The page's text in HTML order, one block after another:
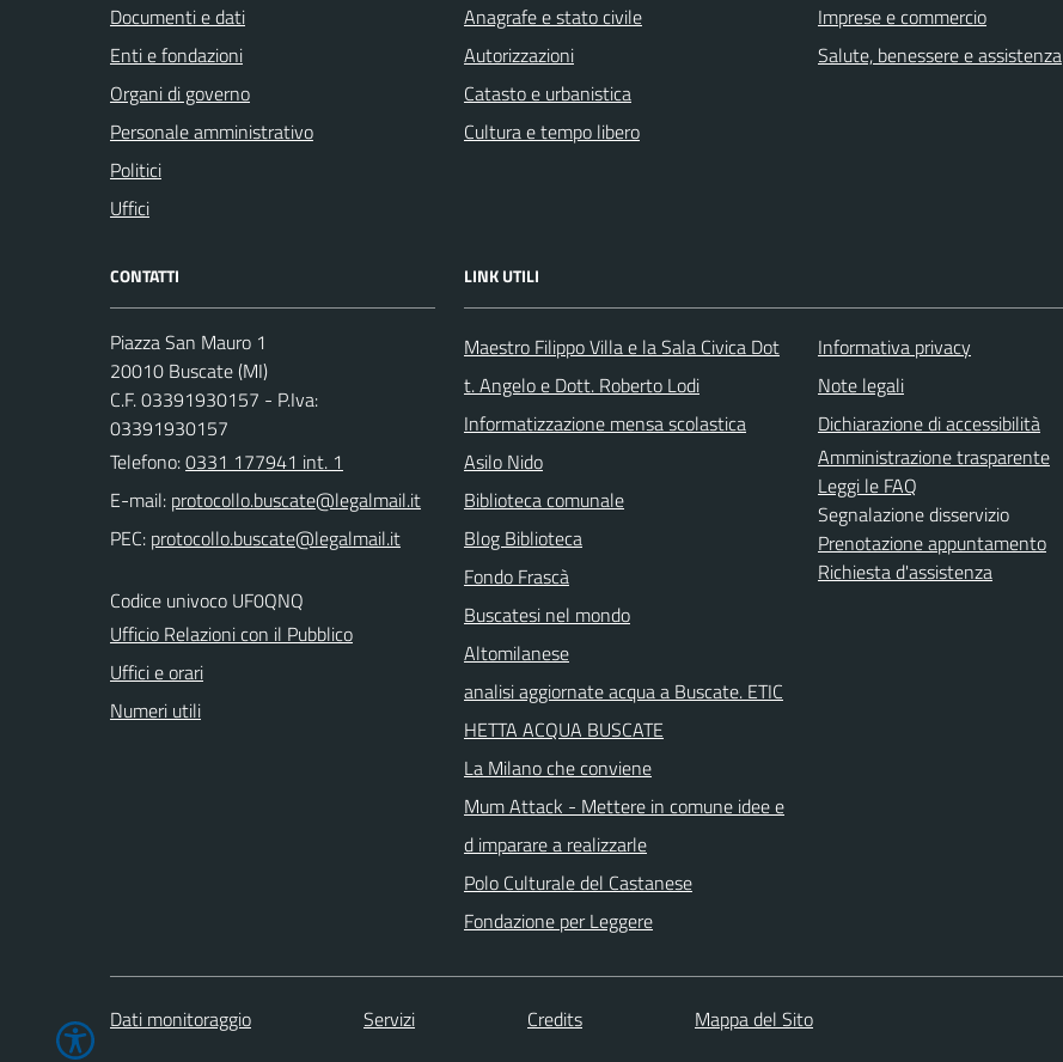
Documenti e dati
Enti e fondazioni
Organi di governo
Personale amministrativo
Politici
Uffici
Anagrafe e stato civile
Autorizzazioni
Catasto e urbanistica
Cultura e tempo libero
Imprese e commercio
Salute, benessere e assistenza
CONTATTI
Piazza San Mauro 1
20010 Buscate (MI)
C.F. 03391930157 - P.Iva:
03391930157
Telefono:0331 177941 int. 1
E-mail:
PEC:
Codice univoco UF0QNQ
Ufficio Relazioni con il Pubblico
Uffici e orari
Numeri utili
LINK UTILI
Maestro Filippo Villa e la Sala Civica Dot
t. Angelo e Dott. Roberto Lodi
Informatizzazione mensa scolastica
Asilo Nido
Biblioteca comunale
Blog Biblioteca
Fondo Frascà
Buscatesi nel mondo
Altomilanese
analisi aggiornate acqua a Buscate. ETIC
HETTA ACQUA BUSCATE
La Milano che conviene
Mum Attack - Mettere in comune idee e
d imparare a realizzarle
Polo Culturale del Castanese
Fondazione per Leggere
Informativa privacy
Note legali
Dichiarazione di accessibilità
Amministrazione trasparente
Leggi le FAQ
Segnalazione disservizio
Prenotazione appuntamento
Richiesta d'assistenza
Dati monitoraggio Servizi Credits Mappa del Sito